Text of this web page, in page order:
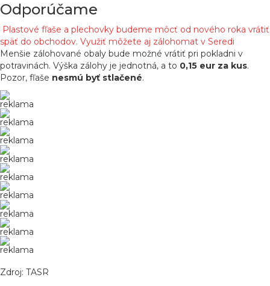
Odporúčame
Plastové fľaše a plechovky budeme môcť od nového roka vrátiť
späť do obchodov. Využiť môžete aj zálohomat v Seredi
Menšie zálohované obaly bude možné vrátiť pri pokladni v
potravinách. Výška zálohy je jednotná, a to 0,15 eur za kus.
Pozor, fľaše nesmú byť stlačené.
reklama
reklama
reklama
reklama
reklama
reklama
reklama
reklama
reklama
Zdroj: TASR